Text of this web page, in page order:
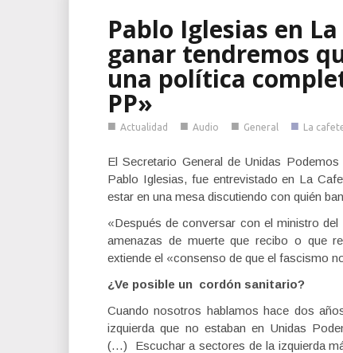
Pablo Iglesias en
ganar tendremos
una política
PP»
■ Actualidad ■ Audio ■ General ■ La
El Secretario General de Unidas
Pablo Iglesias, fue entrevistado en La
estar en una mesa discutiendo con quién
«Después de conversar con el ministro
amenazas de muerte que recibo o que
extiende el «consenso de que el fascismo
¿Ve posible un cordón sanitario?
Cuando nosotros hablamos hace dos
izquierda que no estaban en Unidas
(…) Escuchar a sectores de la izquierda